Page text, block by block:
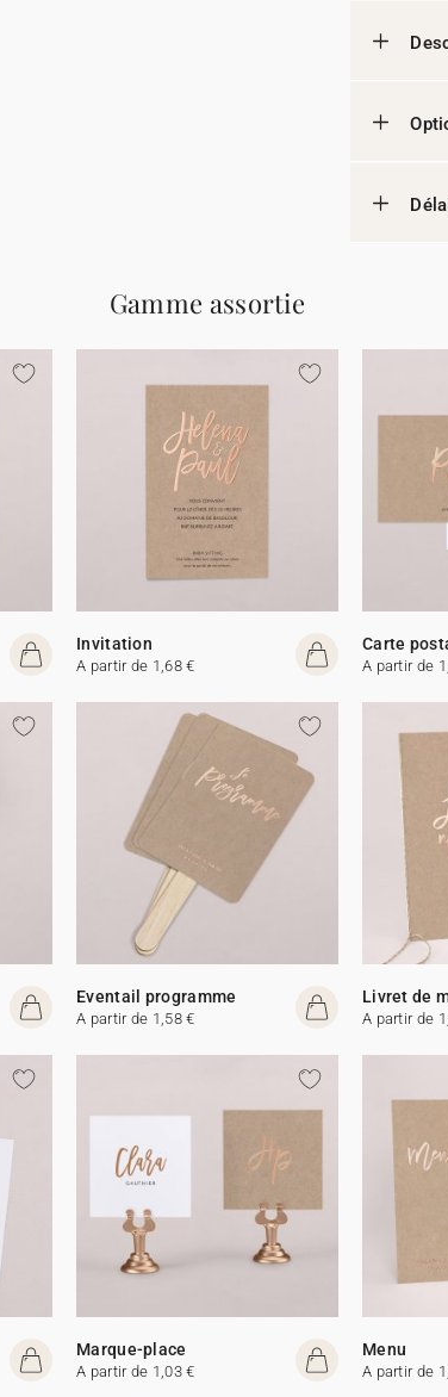
Gamme assortie
Invitation
A partir de 1,68 €
Carte
A partir de
Eventail programme
A partir de 1,58 €
Livret de
A partir de
Marque-place
A partir de 1,03 €
Menu
A partir de